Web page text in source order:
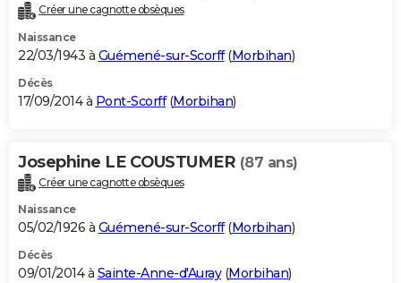
Créer une cagnotte obsèques
Naissance
22/03/1943 à Guémené-sur-Scorff(Morbihan)
Décès
17/09/2014 à Pont-Scorff(Morbihan)
Josephine LE COUSTUMER (87 ans)
Créer une cagnotte obsèques
Naissance
05/02/1926 à Guémené-sur-Scorff(Morbihan)
Décès
09/01/2014 à Sainte-Anne-d'Auray(Morbihan)